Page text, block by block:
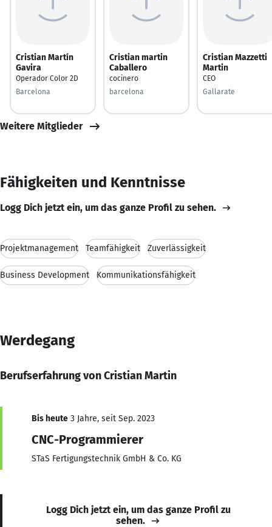
Cristian Martín
Gavira
Operador Color 2D
Barcelona
Cristian martin
Caballero
cocinero
barcelona
Cristian Mazzetti
Martin
CEO
Gallarate
Weitere Mitglieder
Fähigkeiten und Kenntnisse
Logg Dich jetzt ein, um das ganze Profil zu sehen.
Projektmanagement Teamfähigkeit Zuverlässigkeit
Business Development Kommunikationsfähigkeit
Werdegang
Berufserfahrung von Cristian Martin
Bis heute 3 Jahre, seit Sep. 2023
CNC-Programmierer
STaS Fertigungstechnik GmbH & Co. KG
Logg Dich jetzt ein, um das ganze Profil zu
sehen.